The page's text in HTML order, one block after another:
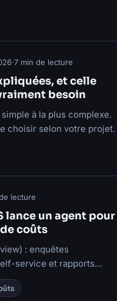
·7 min de lecture
et celle
besoin
à la plus complexe.
choisir selon votre projet.
lecture
lance un agent pour
coûts
: enquêtes
service et rapports
équipes.